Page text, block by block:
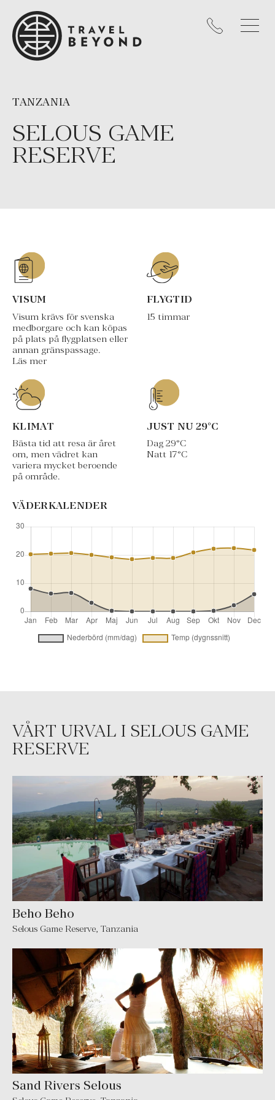
SELOUS GAME
RESERVE
TANZANIA
VISUM
Visum krävs för svenska
medborgare och kan köpas
på plats på flygplatsen eller
annan gränspassage.
Läs mer
FLYGTID
15 timmar
KLIMAT
Bästa tid att resa är året
om, men vädret kan
variera mycket beroende
på område.
JUST NU 29°C
Dag 29°C
Natt 17°C
VÄDERKALENDER
VÅRT URVAL I SELOUS GAME
RESERVE
Beho Beho
Selous Game Reserve, Tanzania
Sand Rivers Selous